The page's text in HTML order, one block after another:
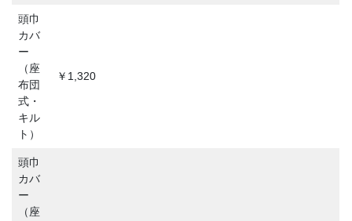
頭巾
カバ
ー
（座
布団
式・
キル
ト）
￥1,320
頭巾
カバ
ー
（座